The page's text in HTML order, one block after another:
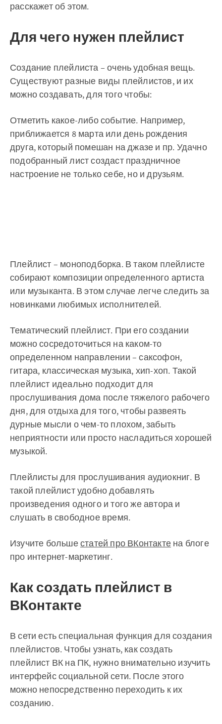
расскажет об этом.
Для чего нужен плейлист
Создание плейлиста – очень удобная вещь.
Существуют разные виды плейлистов, и их
можно создавать, для того чтобы:
Отметить какое-либо событие. Например,
приближается 8 марта или день рождения
друга, который помешан на джазе и пр. Удачно
подобранный лист создаст праздничное
настроение не только себе, но и друзьям.
Плейлист – моноподборка. В таком плейлисте
собирают композиции определенного артиста
или музыканта. В этом случае легче следить за
новинками любимых исполнителей.
Тематический плейлист. При его создании
можно сосредоточиться на каком-то
определенном направлении – саксофон,
гитара, классическая музыка, хип-хоп. Такой
плейлист идеально подходит для
прослушивания дома после тяжелого рабочего
дня, для отдыха для того, чтобы развеять
дурные мысли о чем-то плохом, забыть
неприятности или просто насладиться хорошей
музыкой.
Плейлисты для прослушивания аудиокниг. В
такой плейлист удобно добавлять
произведения одного и того же автора и
слушать в свободное время.
Изучите большестатей про ВКонтакте на блоге
про интернет-маркетинг.
Как создать плейлист в
ВКонтакте
В сети есть специальная функция для создания
плейлистов. Чтобы узнать, как создать
плейлист ВК на ПК, нужно внимательно изучить
интерфейс социальной сети. После этого
можно непосредственно переходить к их
созданию.